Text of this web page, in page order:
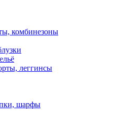
комбинезоны
леггинсы
шарфы